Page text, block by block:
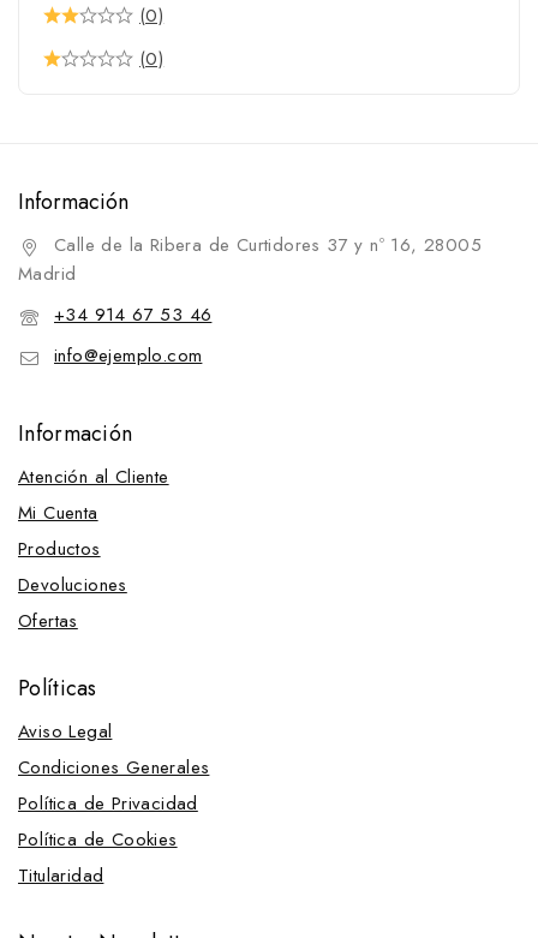
(0)
(0)
Información
Calle de la Ribera de Curtidores 37 y nº 16, 28005
Madrid
+34 914 67 53 46
info@ejemplo.com
Información
Atención al Cliente
Mi Cuenta
Productos
Devoluciones
Ofertas
Políticas
Aviso Legal
Condiciones Generales
Política de Privacidad
Política de Cookies
Titularidad